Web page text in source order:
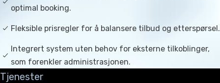
optimal booking.
Fleksible prisregler for å balansere tilbud og etterspørsel.
Integrert system uten behov for eksterne tilkoblinger,
som forenkler administrasjonen.
Tjenester